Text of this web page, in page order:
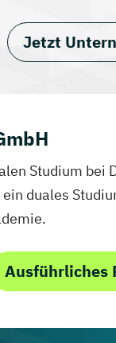
Jetzt
Studium bei
ein duales
Ausführliches